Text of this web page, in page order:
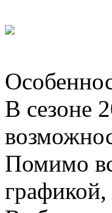
В сезоне
Помимо
графикой,